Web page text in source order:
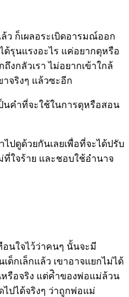
ว ก็เผลอระเบิดอารมณ์ออก
รุนแรงอะไร แค่อยากดุหรือ
งกลัวเรา ไม่อยากเข้าใกล้
าจริงๆ แล้วซะอีก
นคำที่จะใช้ในการดุหรือสอน
ปดูด้วยกันเลยเพื่อที่จะได้ปรับ
ใจร้าย และชอบใช้อำนาจ
อนใจไว้ว่าคนๆ นั้นจะมี
ด็กเล็กแล้ว เขาอาจแยกไม่ได้
หรือจริง แต่คิำของพ่อแม่ล้วน
ไปได้จริงๆ ว่าถูกพ่อแม่